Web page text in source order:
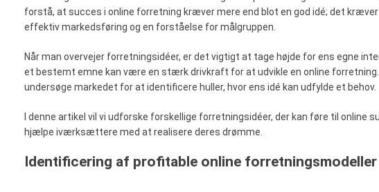
forstå, at succes i online forretning kræver mere end blot en god idé; det
effektiv markedsføring og en forståelse for målgruppen.
Når man overvejer forretningsidéer, er det vigtigt at tage højde for ens egne
et bestemt emne kan være en stærk drivkraft for at udvikle en online
undersøge markedet for at identificere huller, hvor ens idé kan udfylde et behov.
I denne artikel vil vi udforske forskellige forretningsidéer, der kan føre til online
hjælpe iværksættere med at realisere deres drømme.
Identificering af profitable online forretningsmodeller